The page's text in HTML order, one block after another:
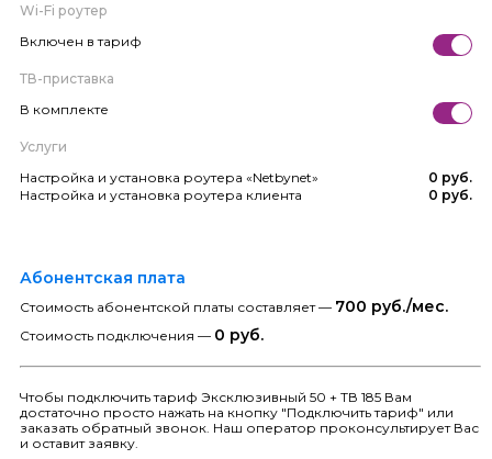
Wi-Fi роутер
Включен в тариф
ТВ-приставка
В комплекте
Услуги
Настройка и установка роутера «Netbynet»
0 руб.
Настройка и установка роутера клиента
0 руб.
Абонентская плата
Стоимость абонентской платы составляет — 700 руб./мес.
Стоимость подключения — 0 руб.
Чтобы подключить тариф Эксклюзивный 50 + ТВ 185 Вам
достаточно просто нажать на кнопку "Подключить тариф" или
заказать обратный звонок. Наш оператор проконсультирует Вас
и оставит заявку.